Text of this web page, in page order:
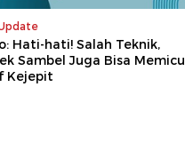
Hati-hati! Salah Teknik,
Sambel Juga Bisa Memicu
Kejepit